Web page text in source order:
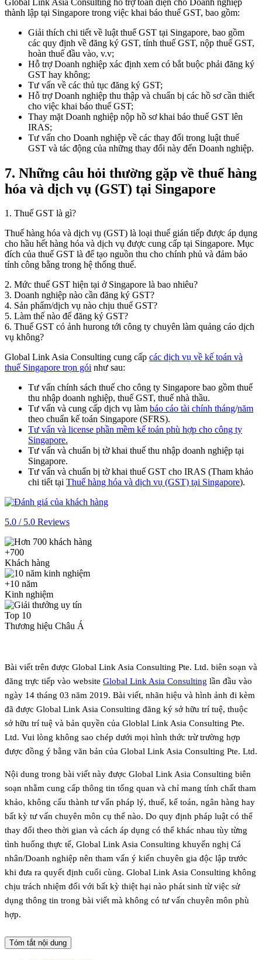
thành lập tại Singapore trong việc khai báo thuế GST, bao gồm:
Giải thích chi tiết về luật thuế GST tại Singapore, bao gồm
các quy định về đăng ký GST, tính thuế GST, nộp thuế GST,
hoàn thuế đầu vào, v.v;
Hỗ trợ Doanh nghiệp xác định xem có bắt buộc phải đăng ký
GST hay không;
Tư vấn về các thủ tục đăng ký GST;
Hỗ trợ Doanh nghiệp thu thập và chuẩn bị các hồ sơ cần thiết
cho việc khai báo thuế GST;
Thay mặt Doanh nghiệp nộp hồ sơ khai báo thuế GST lên
IRAS;
Tư vấn cho Doanh nghiệp về các thay đổi trong luật thuế
GST và tác động của những thay đổi này đến Doanh nghiệp.
7. Những câu hỏi thường gặp về thuế hàng
hóa và dịch vụ (GST) tại Singapore
1. Thuế GST là gì?
Thuế hàng hóa và dịch vụ (GST) là loại thuế gián tiếp được áp dụng
cho hầu hết hàng hóa và dịch vụ được cung cấp tại Singapore. Mục
đích của thuế GST là để tạo nguồn thu cho chính phủ và đảm bảo
tính công bằng trong hệ thống thuế.
2. Mức thuế GST hiện tại ở Singapore là bao nhiêu?
3. Doanh nghiệp nào cần đăng ký GST?
4. Sản phẩm/dịch vụ nào chịu thuế GST?
5. Làm thế nào để đăng ký GST?
6. Thuế GST có ảnh hurong tới công ty chuyên làm quảng cáo dịch
vụ không?
Global Link Asia Consulting cung cấp các dịch vụ về kế toán và
thuế Singapore trọn gói như sau:
Tư vấn chính sách thuế cho công ty Singapore bao gồm thuế
thu nhập doanh nghiệp, thuế GST, thuế nhà thầu.
Tư vấn và cung cấp dịch vụ làm báo cáo tài chính tháng/năm
theo chuẩn kế toán Singapore (SFRS).
Tư vấn và license phần mềm kế toán phù hợp cho công ty
Singapore.
Tư vấn và chuẩn bị tờ khai thuế thu nhập doanh nghiệp tại
Singapore.
Tư vấn và chuẩn bị tờ khai thuế GST cho IRAS (Tham khảo
chi tiết tại Thuế hàng hóa và dịch vụ (GST) tại Singapore).
5.0 / 5.0 Reviews
+700
Khách hàng
+10 năm
Kinh nghiệm
Top 10
Thương hiệu Châu Á
Bài viết trên được Global Link Asia Consulting Pte. Ltd. biên soạn và
đăng trực tiếp vào website Global Link Asia Consulting lần đầu vào
ngày 14 tháng 03 năm 2019. Bài viết, nhãn hiệu và hình ảnh đi kèm
đã được Global Link Asia Consulting đăng ký sở hữu trí tuệ, thuộc
sở hữu trí tuệ và bản quyền của Globlal Link Asia Consulting Pte.
Ltd. Vui lòng không sao chép dưới mọi hình thức trừ trường hợp
được đồng ý bằng văn bản của Global Link Asia Consulting Pte. Ltd.
Nội dung trong bài viết này được Global Link Asia Consulting biên
soạn nhằm cung cấp thông tin tổng quan và chỉ mang tính chất tham
khảo, không cấu thành tư vấn pháp lý, thuế, kế toán, ngân hàng hay
bất kỳ tư vấn chuyên môn cụ thể nào. Do quy định pháp luật có thể
thay đổi theo thời gian và cách áp dụng có thể khác nhau tùy từng
tình huống thực tế, Global Link Asia Consulting khuyến nghị Cá
nhân/Doanh nghiệp nên tham vấn ý kiến chuyên gia độc lập trước
khi đưa ra quyết định cuối cùng. Global Link Asia Consulting không
chịu trách nhiệm đối với bất kỳ thiệt hại nào phát sinh từ việc sử
dụng thông tin trong bài viết mà không có tư vấn chuyên môn phù
hợp.
Tóm tắt nội dung